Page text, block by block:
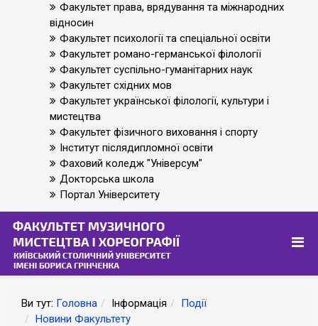
Факультет права, врядування та міжнародних
відносин
Факультет психології та спеціальної освіти
Факультет романо-германської філології
Факультет суспільно-гуманітарних наук
Факультет східних мов
Факультет української філології, культури і
мистецтва
Факультет фізичного виховання і спорту
Інститут післядипломної освіти
Фаховий коледж "Універсум"
Докторська школа
Портал Університету
Ви тут: Головна Інформація
Події
Новини Факультету